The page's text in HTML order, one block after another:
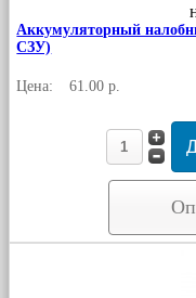
Аккумуляторный
СЗУ)
Цена: 61.00 р.